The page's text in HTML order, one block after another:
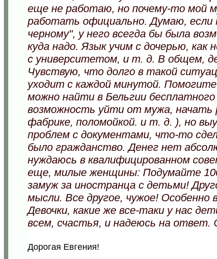
еще не работаю, но почему-то мой
работать официально. Думаю,
черному", у него всегда бы была
куда надо. Язык учим с дочерью, как
с университетом, и т. д. В общем,
Чувствую, что долго в такой
уходит с каждой минутой.
можно найти в Бельгии
возможность уйти от мужа, начать
фабрике, поломойкой. и т. д. ), но
проблем с документами, что-то
было гражданство. Денег нет
нуждаюсь в квалифицированном
еще, милые женщины: Подумайте
замуж за иностранца с детьми!
мысли. Все другое, чужое! Особенно
Девочки, какие же все-таки у нас
всем, счастья, и надеюсь на ответ.
Дорогая Евгения!